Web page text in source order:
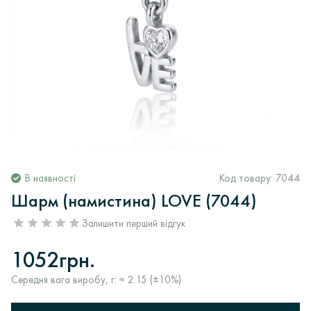
В наявності Код товару: 7044
Шарм (намистина) LOVE (7044)
Залишити перший відгук
1052грн.
Середня вага виробу, г: ≈ 2.15 (±10%)